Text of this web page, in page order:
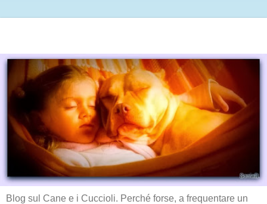
Blog sul Cane e i Cuccioli. Perché forse, a frequentare un